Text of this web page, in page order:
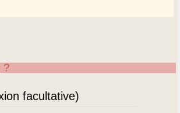
?
facultative)